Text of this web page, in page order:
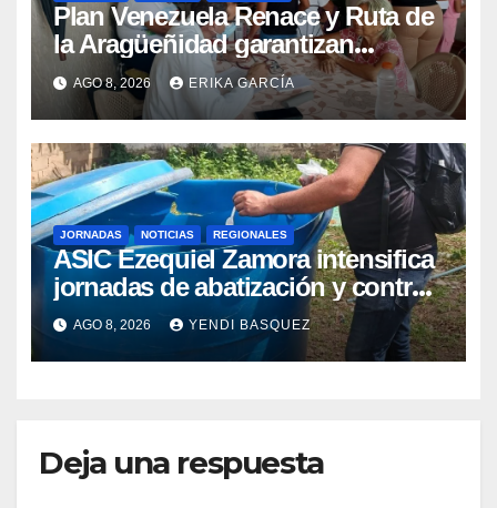
Plan Venezuela Renace y Ruta de
la Aragüeñidad garantizan
atención médica integral en
Aragua
AGO 8, 2026 ERIKA GARCÍA
JORNADAS NOTICIAS REGIONALES
ASIC Ezequiel Zamora intensifica
jornadas de abatización y control
de vectores en comunidades del
Guárico
AGO 8, 2026 YENDI BASQUEZ
Deja una respuesta